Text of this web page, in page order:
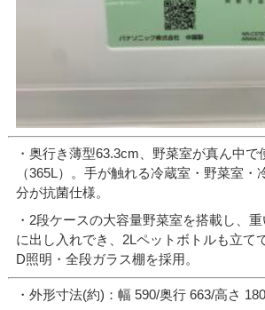
・奥行き薄型63.3cm、野菜室が真ん中
（365L）。手が触れる冷蔵室・野菜室・
分が抗菌仕様。
・2段ケースの大容量野菜室を搭載し、
に出し入れでき、2Lペットボトルも立て
D照明・全段ガラス棚を採用。
・外形寸法(約)：幅 590/奥行 663/高さ